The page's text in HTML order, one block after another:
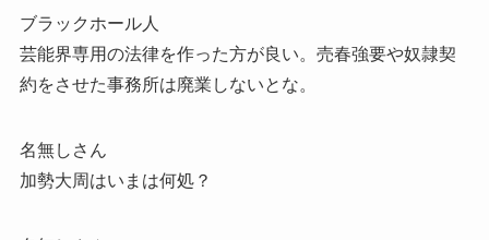
ブラックホール人
芸能界専用の法律を作った方が良い。売春強要や奴隷契
約をさせた事務所は廃業しないとな。
名無しさん
加勢大周はいまは何処？